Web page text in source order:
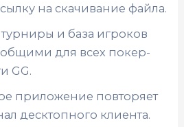
на скачивание файла.
и база игроков
общими для всех покер-
GG.
приложение повторяет
десктопного клиента.